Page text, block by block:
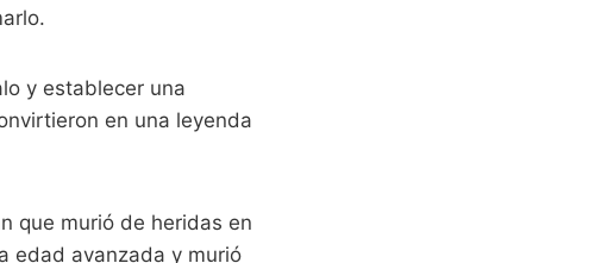
y establecer una
en una leyenda
que murió de heridas en
edad avanzada y murió